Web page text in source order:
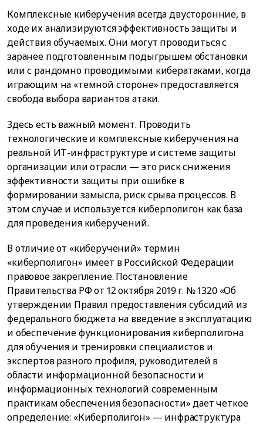
Комплексные киберучения всегда двусторонние, в
ходе их анализируются эффективность защиты и
действия обучаемых. Они могут проводиться с
заранее подготовленным подыгрышем обстановки
или с рандомно проводимыми кибератаками, когда
играющим на «темной стороне» предоставляется
свобода выбора вариантов атаки.
Здесь есть важный момент. Проводить
технологические и комплексные киберучения на
реальной ИТ-инфраструктуре и системе защиты
организации или отрасли — это риск снижения
эффективности защиты при ошибке в
формировании замысла, риск срыва процессов. В
этом случае и используется киберполигон как база
для проведения киберучений.
В отличие от «киберучений» термин
«киберполигон» имеет в Российской Федерации
правовое закрепление. Постановление
Правительства РФ от 12 октября 2019 г. № 1320 «Об
утверждении Правил предоставления субсидий из
федерального бюджета на введение в эксплуатацию
и обеспечение функционирования киберполигона
для обучения и тренировки специалистов и
экспертов разного профиля, руководителей в
области информационной безопасности и
информационных технологий современным
практикам обеспечения безопасности» дает четкое
определение: «Киберполигон» — инфраструктура